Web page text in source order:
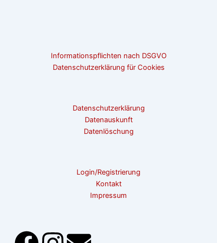
Informationspflichten nach DSGVO
Datenschutzerklärung für Cookies
Datenschutzerklärung
Datenauskunft
Datenlöschung
Login/Registrierung
Kontakt
Impressum